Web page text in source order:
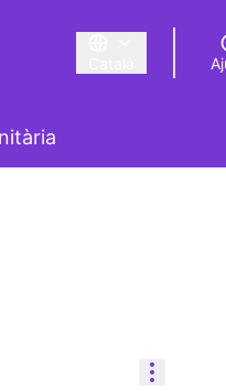
Triar la llengua